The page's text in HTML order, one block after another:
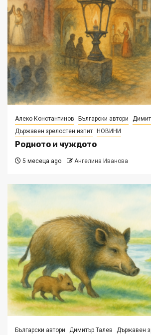
Алеко Константинов Български автори
Държавен зрелостен изпит НОВИНИ
Родното и чуждото
5 месеца ago Ангелина Иванова
Български автори Димитър Талев Държавен